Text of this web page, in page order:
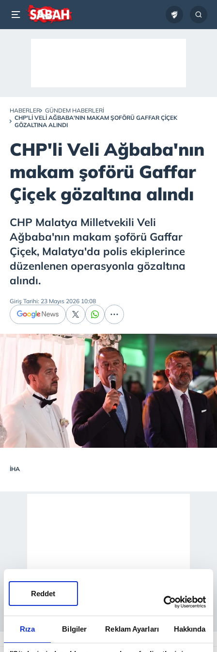
Rıza Bilgiler Reklam Ayarları Hakkında
Reddet
HABERLER
GÜNDEM HABERLERI
CHP'LI VELI AĞBABA'NIN MAKAM ŞOFÖRÜ GAFFAR ÇIÇEK
GÖZALTINA ALINDI
CHP'li Veli Ağbaba'nın
makam şoförü Gaffar
Çiçek gözaltına alındı
CHP Malatya Milletvekili Veli
Ağbaba'nın makam şoförü Gaffar
Çiçek, Malatya'da polis ekiplerince
düzenlenen operasyonla gözaltına
alındı.
Giriş Tarihi: 23 Mayıs 2026 10:08
İHA